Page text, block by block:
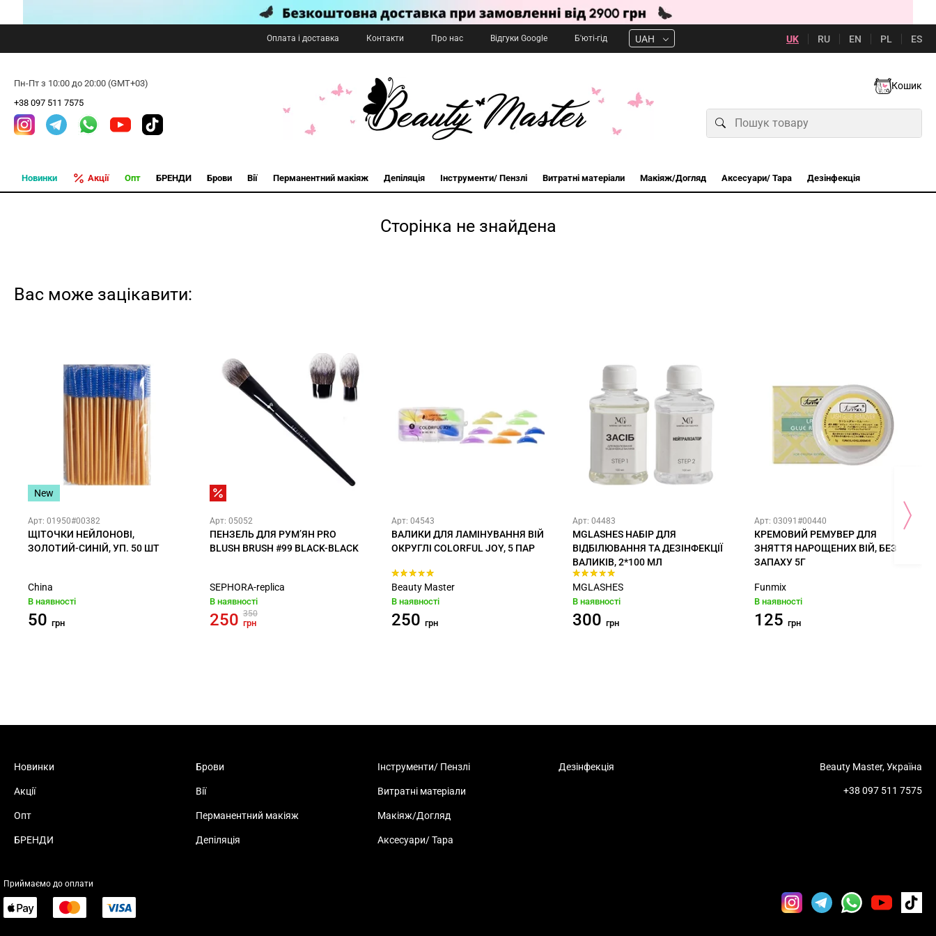
Оплата і доставка Контакти Про нас Відгуки Google Б'юті-гід UAH UK RU EN PL ES
Пн-Пт з 10:00 до 20:00 (GMT+03)
+38 097 511 7575
Кошик
Новинки Акції Опт БРЕНДИ Брови Вії Перманентний макіяж Депіляція Інструменти/ Пензлі Витратні матеріали Макіяж/Догляд Аксесуари/ Тара Дезінфекція
Сторінка не знайдена
Вас може зацікавити:
New
Арт: 01950#00382
ЩІТОЧКИ НЕЙЛОНОВІ,
ЗОЛОТИЙ-СИНІЙ, УП. 50 ШТ
China
В наявності
50 грн
Арт: 05052
ПЕНЗЕЛЬ ДЛЯ РУМ’ЯН PRO
BLUSH BRUSH #99 BLACK-BLACK
SEPHORA-replica
В наявності
250 350
грн
Арт: 04543
ВАЛИКИ ДЛЯ ЛАМІНУВАННЯ ВІЙ
ОКРУГЛІ COLORFUL JOY, 5 ПАР
Beauty Master
В наявності
250 грн
Арт: 04483
MGLASHES НАБІР ДЛЯ
ВІДБІЛЮВАННЯ ТА ДЕЗІНФЕКЦІЇ
ВАЛИКІВ, 2*100 МЛ
MGLASHES
В наявності
300 грн
Арт: 03091#00440
КРЕМОВИЙ РЕМУВЕР ДЛЯ
ЗНЯТТЯ НАРОЩЕНИХ ВІЙ, БЕЗ
ЗАПАХУ 5Г
Funmix
В наявності
125 грн
Новинки
Акції
Опт
БРЕНДИ
Брови
Вії
Перманентний макіяж
Депіляція
Інструменти/ Пензлі
Витратні матеріали
Макіяж/Догляд
Аксесуари/ Тара
Дезінфекція Beauty Master, Україна
+38 097 511 7575
Приймаємо до оплати